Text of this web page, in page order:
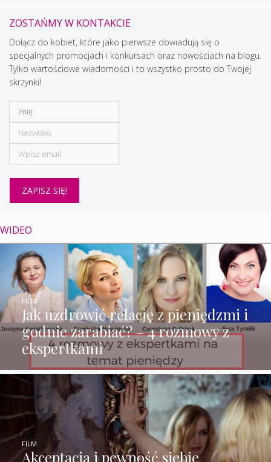
ZOSTAŃMY W KONTAKCIE
Dołącz do kobiet, które jako pierwsze dowiadują się o
specjalnych promocjach i konkursach oraz nowościach na blogu.
Tylko wartościowe wiadomości i to wszystko prosto do Twojej
skrzynki!
WIDEO
Jak uzdrowić relację z pieniędzmi i
godnie zarabiać? – 4 rozmowy z
ekspertkami
FILM
Akceptacja i pewność siebie
FILM